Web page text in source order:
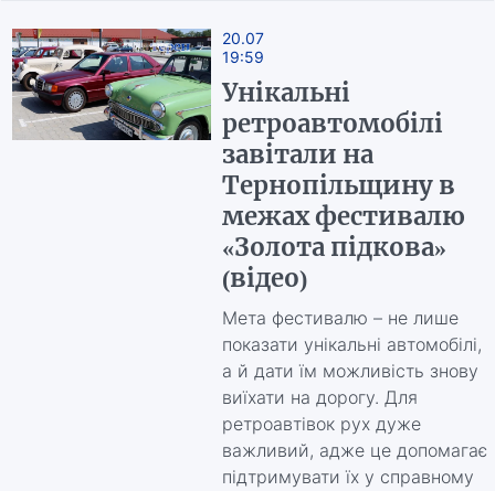
20.07
19:59
Унікальні
ретроавтомобілі
завітали на
Тернопільщину в
межах фестивалю
«Золота підкова»
(відео)
Мета фестивалю – не лише
показати унікальні автомобілі,
а й дати їм можливість знову
виїхати на дорогу. Для
ретроавтівок рух дуже
важливий, адже це допомагає
підтримувати їх у справному